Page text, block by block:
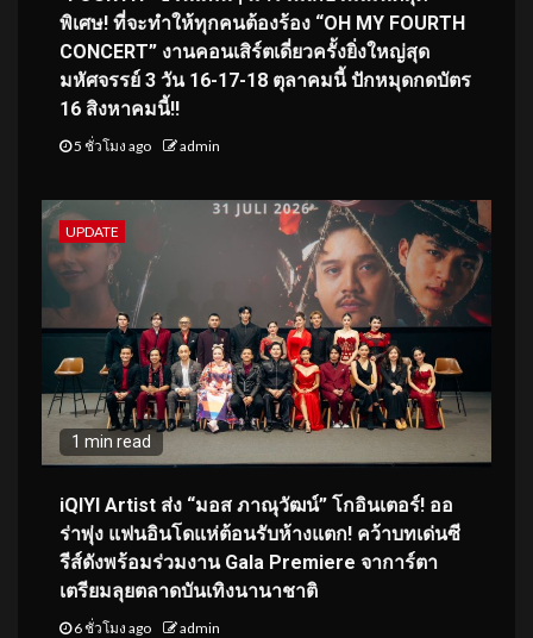
พิเศษ! ที่จะทำให้ทุกคนต้องร้อง “OH MY FOURTH
CONCERT” งานคอนเสิร์ตเดี่ยวครั้งยิ่งใหญ่สุด
มหัศจรรย์ 3 วัน 16-17-18 ตุลาคมนี้ ปักหมุดกดบัตร
16 สิงหาคมนี้!!
5 ชั่วโมง ago admin
UPDATE
1 min read
iQIYI Artist ส่ง “มอส ภาณุวัฒน์” โกอินเตอร์! ออ
ร่าพุ่ง แฟนอินโดแห่ต้อนรับห้างแตก! คว้าบทเด่นซี
รีส์ดังพร้อมร่วมงาน Gala Premiere จาการ์ตา
เตรียมลุยตลาดบันเทิงนานาชาติ
6 ชั่วโมง ago admin